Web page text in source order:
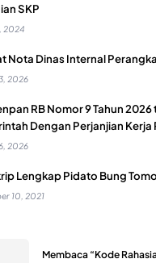
SKP
2024
Nota Dinas Internal
2026
RB Nomor 9 Tahun
Dengan Perjanjian Kerja
2026
Lengkap Pidato Bung
10, 2021
Membaca “Kode